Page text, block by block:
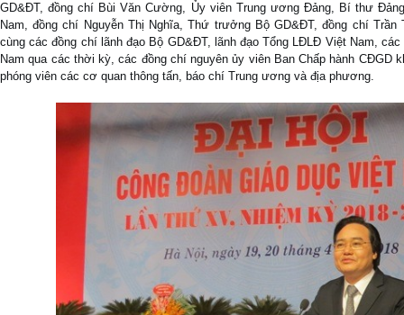
GD&ĐT, đồng chí Bùi Văn Cường, Ủy viên Trung ương Đảng, Bí thư
Nam, đồng chí Nguyễn Thị Nghĩa, Thứ trưởng Bộ GD&ĐT, đồng chí
cùng các đồng chí lãnh đạo Bộ GD&ĐT, lãnh đạo Tổng LĐLĐ Việt Nam,
Nam qua các thời kỳ, các đồng chí nguyên ủy viên Ban Chấp hành
phóng viên các cơ quan thông tấn, báo chí Trung ương và địa phương.